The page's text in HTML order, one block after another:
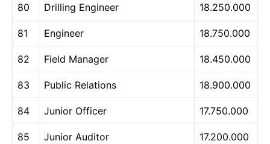
80 Drilling Engineer 18.250.000
81 Engineer 18.750.000
82 Field Manager 18.450.000
83 Public Relations 18.900.000
84 Junior Officer 17.750.000
85 Junior Auditor 17.200.000